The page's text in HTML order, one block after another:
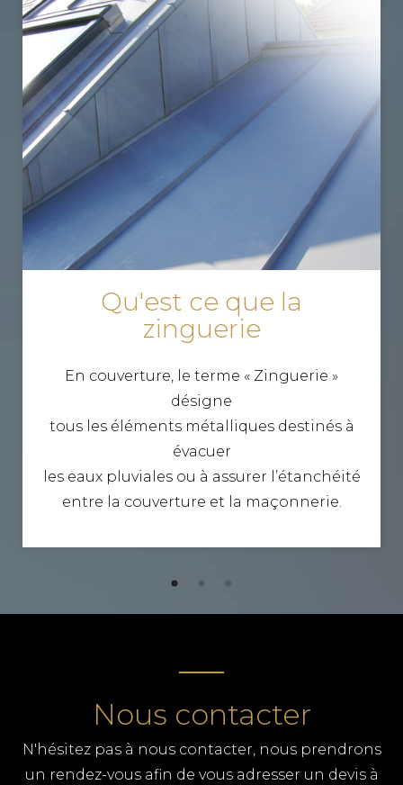
Qu'est ce que la
zinguerie
En couverture, le terme « Zinguerie »
désigne
tous les éléments métalliques destinés à
évacuer
les eaux pluviales ou à assurer l’étanchéité
entre la couverture et la maçonnerie.
Nous contacter
N'hésitez pas à nous contacter, nous prendrons
un rendez-vous afin de vous adresser un devis à